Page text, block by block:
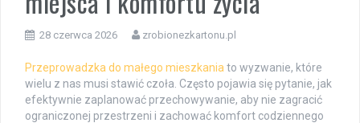
28 czerwca 2026 zrobionezkartonu.pl
Przeprowadzka do małego mieszkania to wyzwanie, które
wielu z nas musi stawić czoła. Często pojawia się pytanie, jak
efektywnie zaplanować przechowywanie, aby nie zagracić
ograniczonej przestrzeni i zachować komfort codziennego